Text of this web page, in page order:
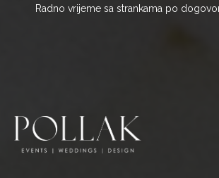
Radno vrijeme sa strankama po